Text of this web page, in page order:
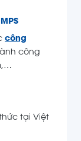
công
công
tại Việt